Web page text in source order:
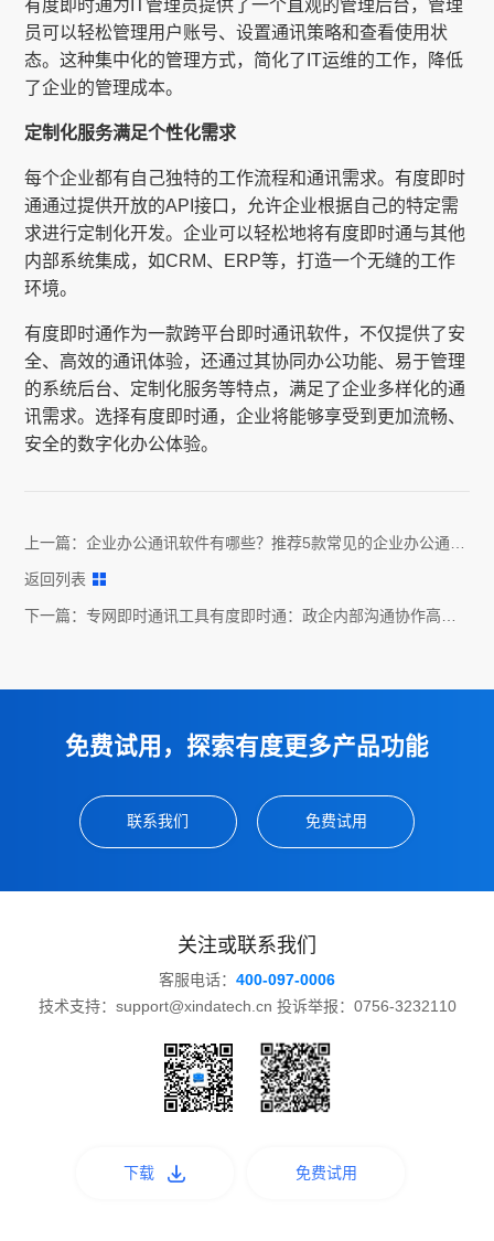
有度即时通为IT管理员提供了一个直观的管理后台，管理
员可以轻松管理用户账号、设置通讯策略和查看使用状
态。这种集中化的管理方式，简化了IT运维的工作，降低
了企业的管理成本。
定制化服务满足个性化需求
每个企业都有自己独特的工作流程和通讯需求。有度即时
通通过提供开放的API接口，允许企业根据自己的特定需
求进行定制化开发。企业可以轻松地将有度即时通与其他
内部系统集成，如CRM、ERP等，打造一个无缝的工作
环境。
有度即时通作为一款跨平台即时通讯软件，不仅提供了安
全、高效的通讯体验，还通过其协同办公功能、易于管理
的系统后台、定制化服务等特点，满足了企业多样化的通
讯需求。选择有度即时通，企业将能够享受到更加流畅、
安全的数字化办公体验。
上一篇：企业办公通讯软件有哪些？推荐5款常见的企业办公通讯
返回列表
下一篇：专网即时通讯工具有度即时通：政企内部沟通协作高效
免费试用，探索有度更多产品功能
联系我们 免费试用
关注或联系我们
客服电话： 400-097-0006
技术支持：support@xindatech.cn 投诉举报：0756-3232110
下载 免费试用